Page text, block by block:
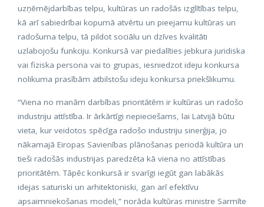
uzņēmējdarbības telpu, kultūras un radošās izglītības telpu,
kā arī sabiedrībai kopumā atvērtu un pieejamu kultūras un
radošuma telpu, tā pildot sociālu un dzīves kvalitāti
uzlabojošu funkciju. Konkursā var piedalīties jebkura juridiska
vai fiziska persona vai to grupas, iesniedzot ideju konkursa
nolikuma prasībām atbilstošu ideju konkursa priekšlikumu.
“Viena no manām darbības prioritātēm ir kultūras un radošo
industriju attīstība. Ir ārkārtīgi nepieciešams, lai Latvijā būtu
vieta, kur veidotos spēcīga radošo industriju sinerģija, jo
nākamajā Eiropas Savienības plānošanas periodā kultūra un
tieši radošās industrijas paredzēta kā viena no attīstības
prioritātēm. Tāpēc konkursā ir svarīgi iegūt gan labākās
idejas saturiski un arhitektoniski, gan arī efektīvu
apsaimniekošanas modeli,” norāda kultūras ministre Sarmīte